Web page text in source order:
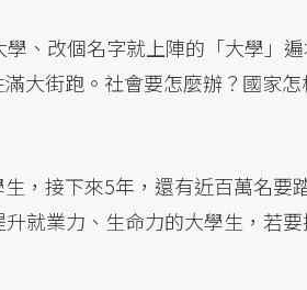
、改個名字就上陣的「大學」
大街跑。社會要怎麼辦？國家
，接下來5年，還有近百萬名要
就業力、生命力的大學生，若